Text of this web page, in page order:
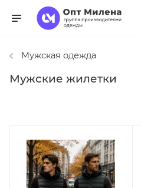
Мужская одежда
Мужские жилетки